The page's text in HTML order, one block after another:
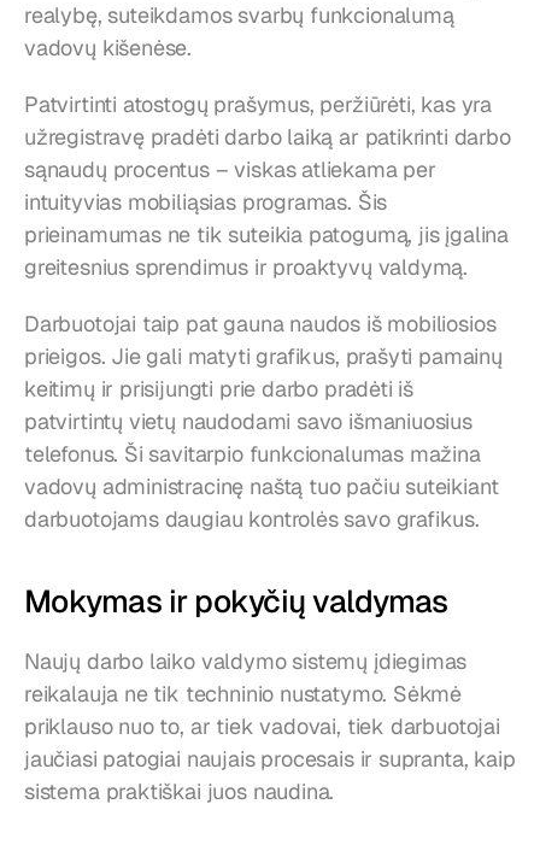
realybę, suteikdamos svarbų funkcionalumą
vadovų kišenėse.
Patvirtinti atostogų prašymus, peržiūrėti, kas yra
užregistravę pradėti darbo laiką ar patikrinti darbo
sąnaudų procentus – viskas atliekama per
intuityvias mobiliąsias programas. Šis
prieinamumas ne tik suteikia patogumą, jis įgalina
greitesnius sprendimus ir proaktyvų valdymą.
Darbuotojai taip pat gauna naudos iš mobiliosios
prieigos. Jie gali matyti grafikus, prašyti pamainų
keitimų ir prisijungti prie darbo pradėti iš
patvirtintų vietų naudodami savo išmaniuosius
telefonus. Ši savitarpio funkcionalumas mažina
vadovų administracinę naštą tuo pačiu suteikiant
darbuotojams daugiau kontrolės savo grafikus.
Mokymas ir pokyčių valdymas
Naujų darbo laiko valdymo sistemų įdiegimas
reikalauja ne tik techninio nustatymo. Sėkmė
priklauso nuo to, ar tiek vadovai, tiek darbuotojai
jaučiasi patogiai naujais procesais ir supranta, kaip
sistema praktiškai juos naudina.